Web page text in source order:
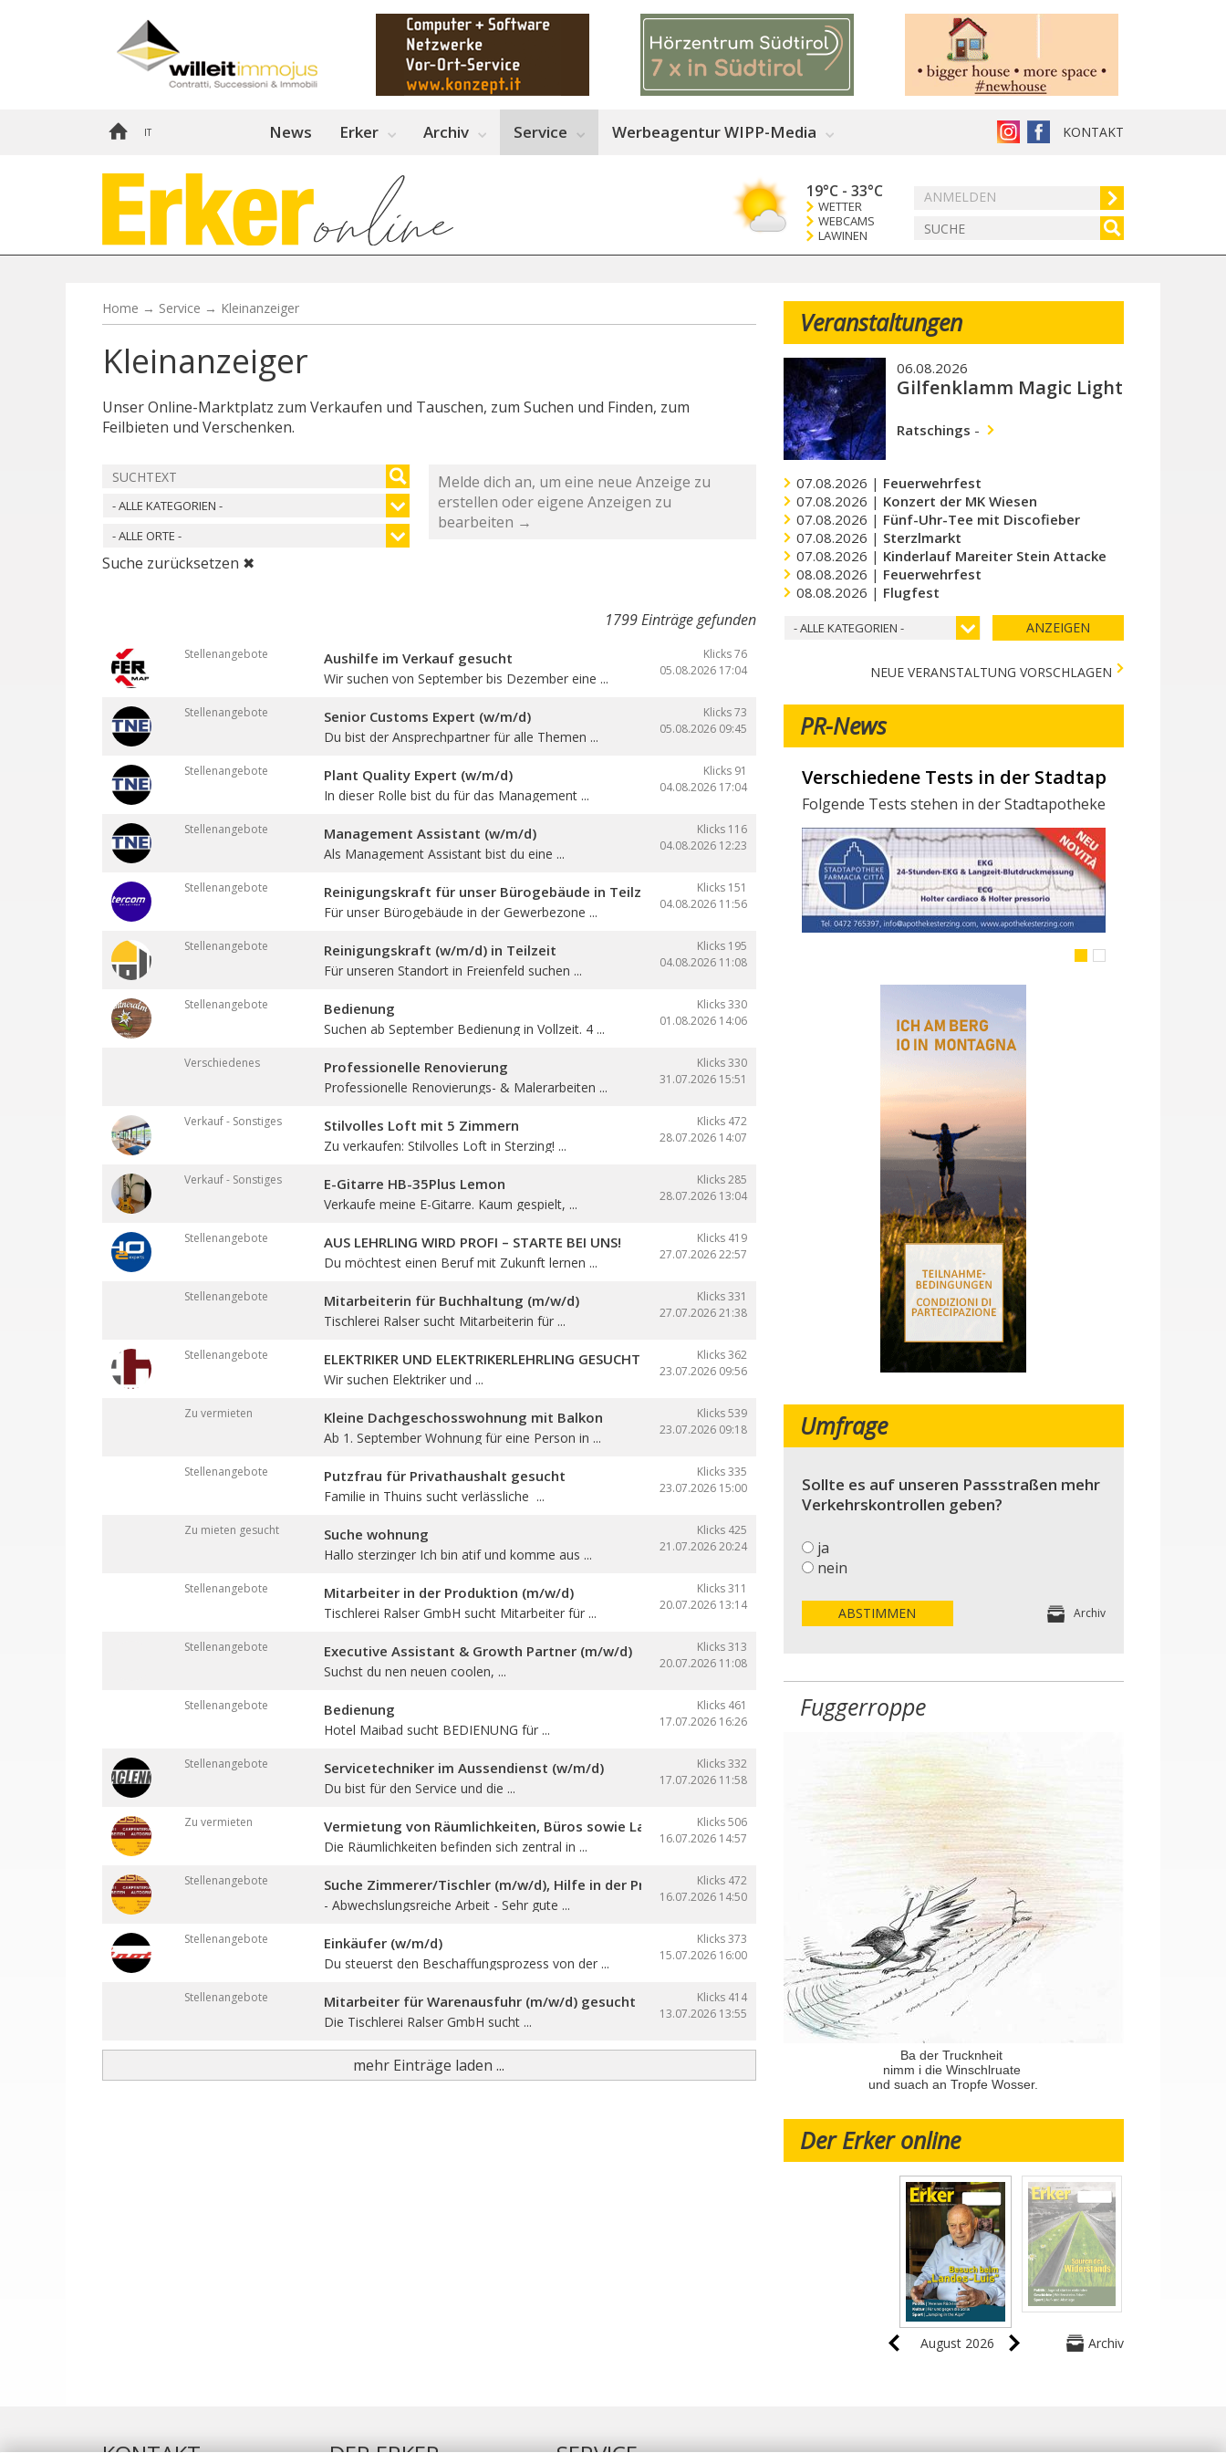
IT KONTAKT
News Erker Archiv Service Werbeagentur WIPP-Media
ANMELDEN
19°C - 33°C
WETTER
WEBCAMS
LAWINEN
Home → Service → Kleinanzeiger
Kleinanzeiger
Unser Online-Marktplatz zum Verkaufen und Tauschen, zum Suchen und Finden, zum
Feilbieten und Verschenken.
- ALLE KATEGORIEN -
- ALLE ORTE -
Suche zurücksetzen ✖
Melde dich an, um eine neue Anzeige zu
erstellen oder eigene Anzeigen zu
bearbeiten →
1799 Einträge gefunden
Stellenangebote
Klicks 76
05.08.2026 17:04
Aushilfe im Verkauf gesucht
Wir suchen von September bis Dezember eine ...
Stellenangebote
Klicks 73
05.08.2026 09:45
Senior Customs Expert (w/m/d)
Du bist der Ansprechpartner für alle Themen ...
Stellenangebote
Klicks 91
04.08.2026 17:04
Plant Quality Expert (w/m/d)
In dieser Rolle bist du für das Management ...
Stellenangebote
Klicks 116
04.08.2026 12:23
Management Assistant (w/m/d)
Als Management Assistant bist du eine ...
Stellenangebote
Klicks 151
04.08.2026 11:56
Reinigungskraft für unser Bürogebäude in Teilzeit
Für unser Bürogebäude in der Gewerbezone ...
Stellenangebote
Klicks 195
04.08.2026 11:08
Reinigungskraft (w/m/d) in Teilzeit
Für unseren Standort in Freienfeld suchen ...
Stellenangebote
Klicks 330
01.08.2026 14:06
Bedienung
Suchen ab September Bedienung in Vollzeit. 4 ...
Verschiedenes
Klicks 330
31.07.2026 15:51
Professionelle Renovierung
Professionelle Renovierungs- & Malerarbeiten ...
Verkauf - Sonstiges
Klicks 472
28.07.2026 14:07
Stilvolles Loft mit 5 Zimmern
Zu verkaufen: Stilvolles Loft in Sterzing! ...
Verkauf - Sonstiges
Klicks 285
28.07.2026 13:04
E-Gitarre HB-35Plus Lemon
Verkaufe meine E-Gitarre. Kaum gespielt, ...
Stellenangebote
Klicks 419
27.07.202622:57
AUS LEHRLING WIRD PROFI – STARTE BEI UNS!
Du möchtest einen Beruf mit Zukunft lernen ...
Stellenangebote
Klicks 331
27.07.202621:38
Mitarbeiterin für Buchhaltung (m/w/d)
Tischlerei Ralser sucht Mitarbeiterin für ...
Stellenangebote
Klicks 362
23.07.2026 09:56
ELEKTRIKER UND ELEKTRIKERLEHRLING GESUCHT
Wir suchen Elektriker und ...
Zu vermieten
Klicks 539
23.07.2026 09:18
Kleine Dachgeschosswohnung mit Balkon
Ab 1. September Wohnung für eine Person in ...
Stellenangebote
Klicks 335
23.07.2026 15:00
Putzfrau für Privathaushalt gesucht
Familie in Thuins sucht verlässliche ...
Zu mieten gesucht
Klicks 425
21.07.202620:24
Suche wohnung
Hallo sterzinger Ich bin atif und komme aus ...
Stellenangebote
Klicks 311
20.07.2026 13:14
Mitarbeiter in der Produktion (m/w/d)
Tischlerei Ralser GmbH sucht Mitarbeiter für ...
Stellenangebote
Klicks 313
20.07.2026 11:08
Executive Assistant & Growth Partner (m/w/d)
Suchst du nen neuen coolen, ...
Stellenangebote
Klicks 461
17.07.2026 16:26
Bedienung
Hotel Maibad sucht BEDIENUNG für ...
Stellenangebote
Klicks 332
17.07.2026 11:58
Servicetechniker im Aussendienst (w/m/d)
Du bist für den Service und die ...
Zu vermieten
Klicks 506
16.07.2026 14:57
Vermietung von Räumlichkeiten, Büros sowie Lager- und Produktionsflächen, Halle mit Lagerplatz
Die Räumlichkeiten befinden sich zentral in ...
Stellenangebote
Klicks 472
16.07.2026 14:50
Suche Zimmerer/Tischler (m/w/d), Hilfe in der Produktion und auf den Baustellen (m/w/d), Hausmeister (m/w/d)
- Abwechslungsreiche Arbeit - Sehr gute ...
Stellenangebote
Klicks 373
15.07.2026 16:00
Einkäufer (w/m/d)
Du steuerst den Beschaffungsprozess von der ...
Stellenangebote
Klicks 414
13.07.2026 13:55
Mitarbeiter für Warenausfuhr (m/w/d) gesucht
Die Tischlerei Ralser GmbH sucht ...
mehr Einträge laden ...
Veranstaltungen
06.08.2026
Gilfenklamm Magic Light
Ratschings -
07.08.2026 | Feuerwehrfest
07.08.2026 | Konzert der MK Wiesen
07.08.2026 | Fünf-Uhr-Tee mit Discofieber
07.08.2026 | Sterzlmarkt
07.08.2026 | Kinderlauf Mareiter Stein Attacke
08.08.2026 | Feuerwehrfest
08.08.2026 | Flugfest
- ALLE KATEGORIEN - ANZEIGEN
NEUE VERANSTALTUNG VORSCHLAGEN
PR-News
Wir suchen Mitarbeiter/innen
Möchtest du Teil des Milchhof-Teams sein und von
Umfrage
Sollte es auf unseren Passstraßen mehr
Verkehrskontrollen geben?
ja
nein
ABSTIMMEN Archiv
Fuggerroppe
Ba der Trucknheit
nimm i die Winschlruate
und suach an Tropfe Wosser.
Der Erker online
August 2026 Archiv